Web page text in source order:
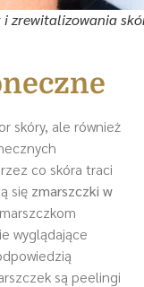
i zrewitalizowania
skóry, ale również
co skóra traci
się zmarszczki w
wyglądające
są peelingi